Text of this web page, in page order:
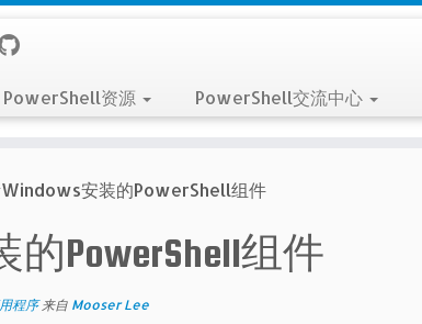
PowerShell资源 PowerShell交流中心
安装的PowerShell组件
PowerShell组件
程序来自 Mooser Lee